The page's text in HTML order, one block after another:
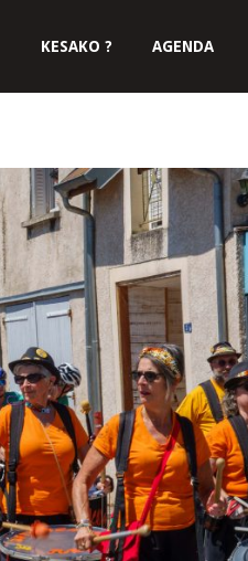
KESAKO ? AGENDA